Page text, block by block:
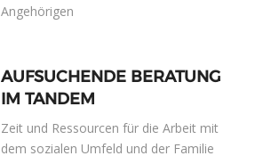
Angehörigen
AUFSUCHENDE BERATUNG
IM TANDEM
Zeit und Ressourcen für die Arbeit mit
dem sozialen Umfeld und der Familie